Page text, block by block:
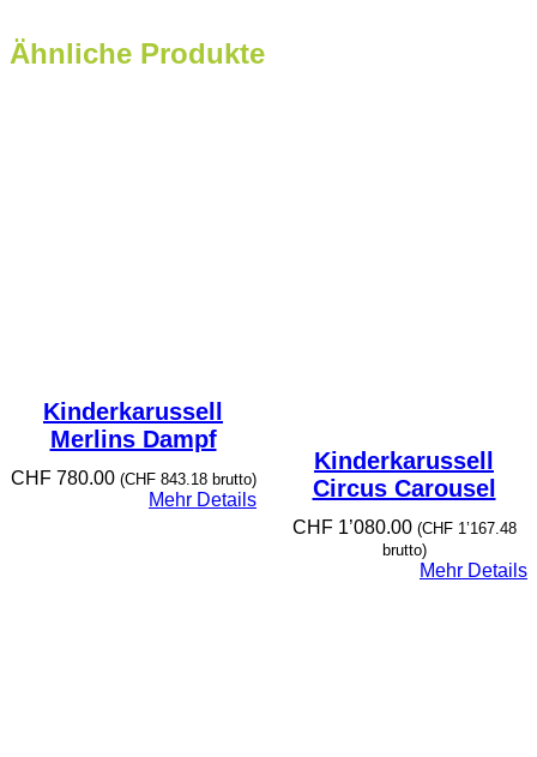
Ähnliche Produkte
Kinderkarussell
Merlins Dampf
CHF780.00 (CHF843.18brutto)
Mehr Details
Kinderkarussell
Circus Carousel
CHF1’080.00 (CHF1’167.48
brutto)
Mehr Details